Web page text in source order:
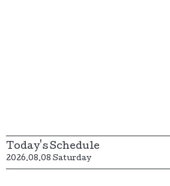
Today's Schedule
2026.08.08 Saturday